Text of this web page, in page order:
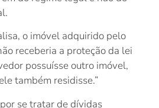
o imóvel adquirido pelo
receberia a proteção da lei
possuísse outro imóvel,
também residisse.”
se tratar de dívidas